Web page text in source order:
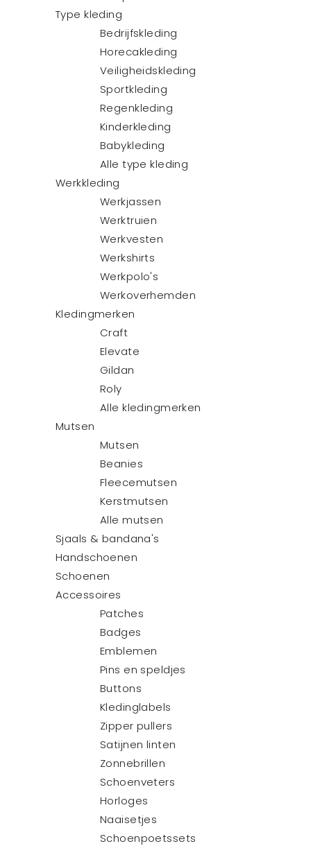
Type kleding
Bedrijfskleding
Horecakleding
Veiligheidskleding
Sportkleding
Regenkleding
Kinderkleding
Babykleding
Alle type kleding
Werkkleding
Werkjassen
Werktruien
Werkvesten
Werkshirts
Werkpolo's
Werkoverhemden
Kledingmerken
Craft
Elevate
Gildan
Roly
Alle kledingmerken
Mutsen
Mutsen
Beanies
Fleecemutsen
Kerstmutsen
Alle mutsen
Sjaals & bandana's
Handschoenen
Schoenen
Accessoires
Patches
Badges
Emblemen
Pins en speldjes
Buttons
Kledinglabels
Zipper pullers
Satijnen linten
Zonnebrillen
Schoenveters
Horloges
Naaisetjes
Schoenpoetssets